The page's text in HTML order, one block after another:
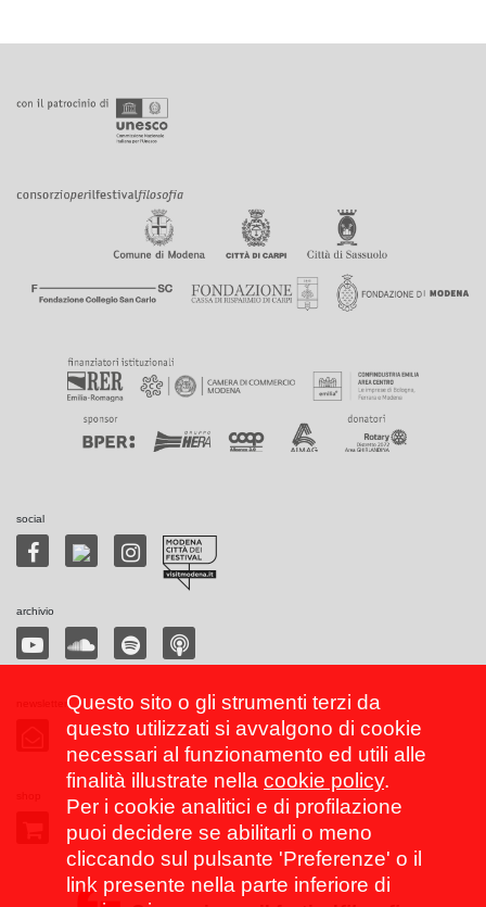
social
archivio
Questo sito o gli strumenti terzi da
questo utilizzati si avvalgono di cookie
necessari al funzionamento ed utili alle
finalità illustrate nella cookie policy.
Per i cookie analitici e di profilazione
puoi decidere se abilitarli o meno
cliccando sul pulsante 'Preferenze' o il
link presente nella parte inferiore di